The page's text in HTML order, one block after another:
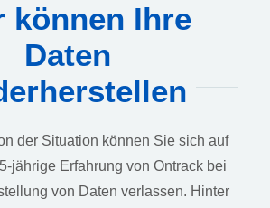
können Ihre
Daten
der Situation können Sie sich auf
jährige Erfahrung von Ontrack bei
von Daten verlassen. Hinter